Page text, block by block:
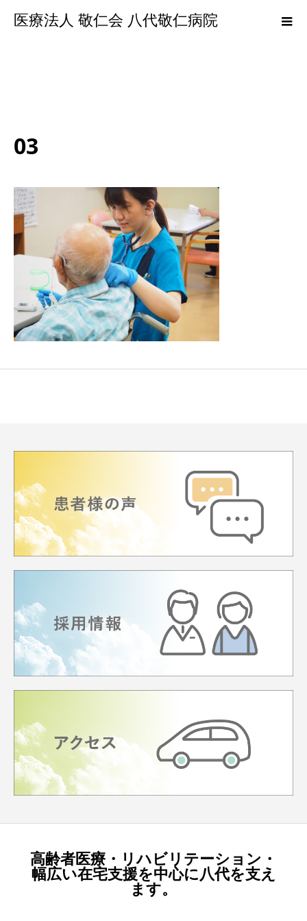
医療法人 敬仁会 八代敬仁病院
03
高齢者医療・リハビリテーション・
幅広い在宅支援を中心に八代を支え
ます。